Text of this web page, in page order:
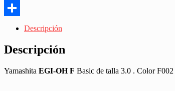
Messenger
Descripción
Descripción
Yamashita EGI-OH F Basic de talla 3.0 . Color